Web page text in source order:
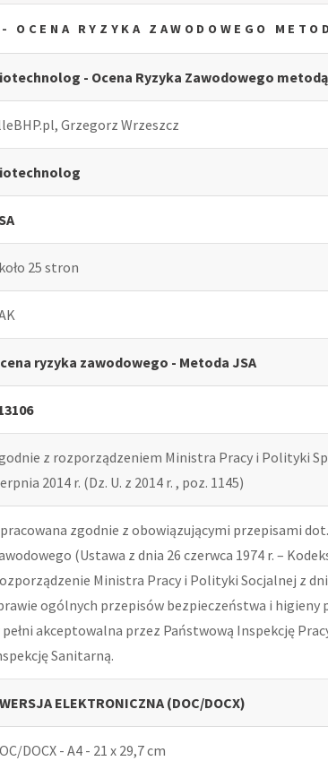
OCENA RYZYKA ZAWODOWEGO
- Ocena Ryzyka Zawodowego metodą
Grzegorz Wrzeszcz
25 stron
ryzyka zawodowego - Metoda JSA
z rozporządzeniem Ministra Pracy i Polityki
2014 r. (Dz. U. z 2014 r. , poz. 1145)
zgodnie z obowiązującymi przepisami
(Ustawa z dnia 26 czerwca 1974 r. –
Ministra Pracy i Polityki Socjalnej z
ogólnych przepisów bezpieczeństwa i higieny
pełni akceptowalna przez Państwową Inspekcję
Sanitarną.
WERSJA ELEKTRONICZNA (DOC/DOCX)
DOCX - A4 - 21 x 29,7 cm